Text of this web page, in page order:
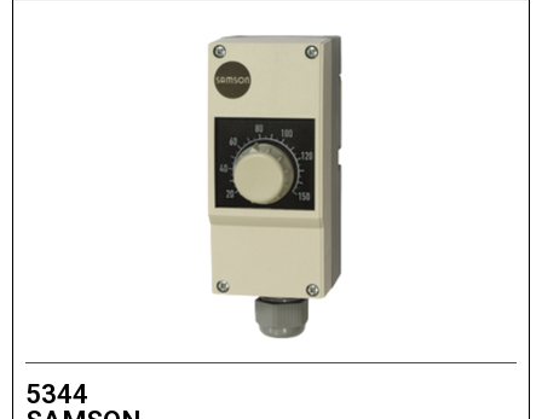
5344